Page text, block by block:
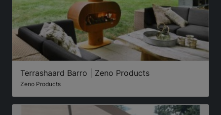
Terrashaard Barro | Zeno Products
Zeno Products